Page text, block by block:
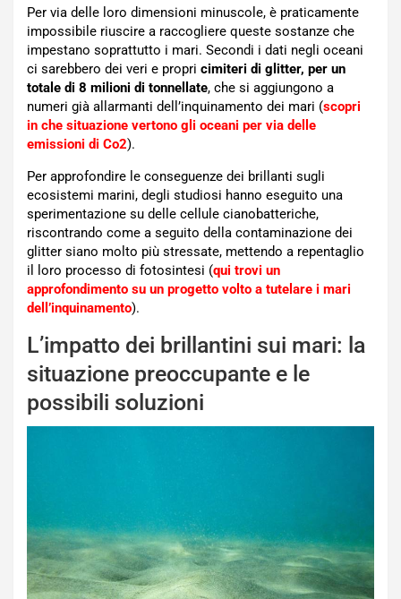
Per via delle loro dimensioni minuscole, è praticamente
impossibile riuscire a raccogliere queste sostanze che
impestano soprattutto i mari. Secondi i dati negli oceani
ci sarebbero dei veri e propri cimiteri di glitter, per un
totale di 8 milioni di tonnellate, che si aggiungono a
numeri già allarmanti dell’inquinamento dei mari (scopri
in che situazione vertono gli oceani per via delle
emissioni di Co2).
Per approfondire le conseguenze dei brillanti sugli
ecosistemi marini, degli studiosi hanno eseguito una
sperimentazione su delle cellule cianobatteriche,
riscontrando come a seguito della contaminazione dei
glitter siano molto più stressate, mettendo a repentaglio
il loro processo di fotosintesi (qui trovi un
approfondimento su un progetto volto a tutelare i mari
dell’inquinamento).
L’impatto dei brillantini sui mari: la
situazione preoccupante e le
possibili soluzioni